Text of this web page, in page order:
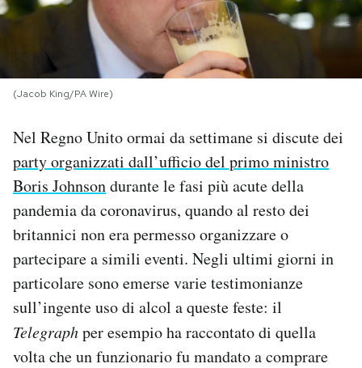
I MIEI PREFERITI
SHOP
AREA PERSONALE
Area Personale
Newsletter
Notifiche mobile
Regala il Post
Hai bisogno di aiuto?
Esci
(Jacob King/PA Wire)
Nel Regno Unito ormai da settimane si discute dei
party organizzati dall’ufficio del primo ministro
Boris Johnsondurante le fasi più acute della
pandemia da coronavirus, quando al resto dei
britannici non era permesso organizzare o
partecipare a simili eventi. Negli ultimi giorni in
particolare sono emerse varie testimonianze
sull’ingente uso di alcol a queste feste: il
Telegraphper esempio ha raccontato di quella
volta che un funzionario fu mandato a comprare